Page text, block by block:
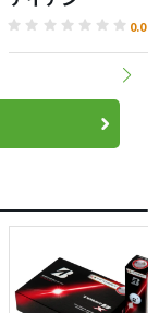
0.0